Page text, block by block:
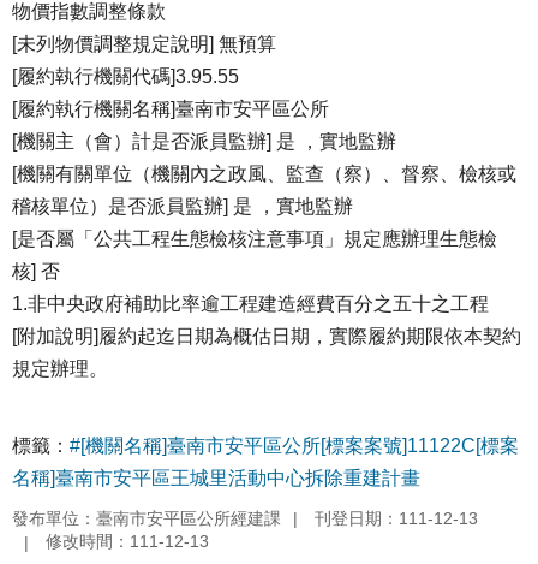
物價指數調整條款
[未列物價調整規定說明] 無預算
[履約執行機關代碼]3.95.55
[履約執行機關名稱]臺南市安平區公所
[機關主（會）計是否派員監辦] 是 ，實地監辦
[機關有關單位（機關內之政風、監查（察）、督察、檢核或
稽核單位）是否派員監辦] 是 ，實地監辦
[是否屬「公共工程生態檢核注意事項」規定應辦理生態檢
核] 否
1.非中央政府補助比率逾工程建造經費百分之五十之工程
[附加說明]履約起迄日期為概估日期，實際履約期限依本契約
規定辦理。
標籤： #[機關名稱]臺南市安平區公所[標案案號]11122C[標案
名稱]臺南市安平區王城里活動中心拆除重建計畫
發布單位：臺南市安平區公所經建課
刊登日期：111-12-13
修改時間：111-12-13